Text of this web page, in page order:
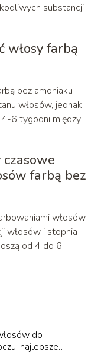
substancji
włosy farbą
bez amoniaku
włosów, jednak
6 tygodni między
czasowe
farbą bez
włosów
włosów i stopnia
od 4 do 6
do
najlepsze